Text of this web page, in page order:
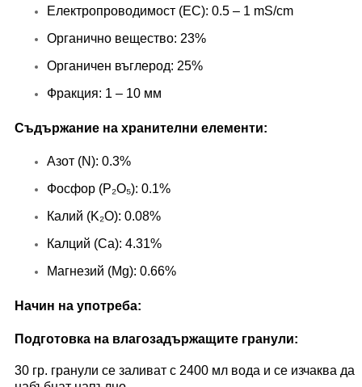
Електропроводимост (EC): 0.5 – 1 mS/cm
Органично вещество: 23%
Органичен въглерод: 25%
Фракция: 1 – 10 мм
Съдържание на хранителни елементи:
Азот (N): 0.3%
Фосфор (P₂O₅): 0.1%
Калий (K₂O): 0.08%
Калций (Ca): 4.31%
Магнезий (Mg): 0.66%
Начин на употреба:
Подготовка на влагозадържащите гранули:
30 гр. гранули се заливат с 2400 мл вода и се изчаква да